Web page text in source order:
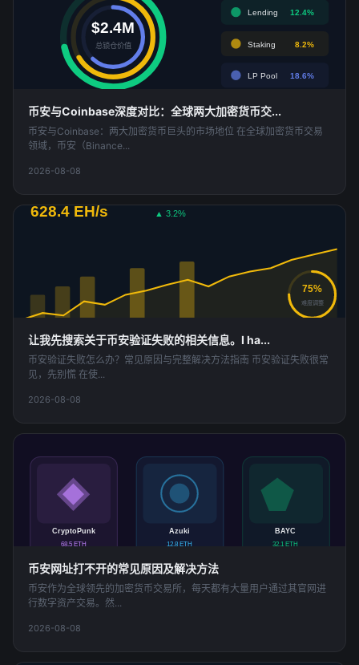
$2.4M
总锁仓价值
Lending 12.4%
Staking 8.2%
LP Pool 18.6%
币安与Coinbase深度对比：全球两大加密货币交...
币安与Coinbase：两大加密货币巨头的市场地位 在全球加密货币交易
领域，币安（Binance...
2026-08-08
628.4 EH/s ▲ 3.2%
75%
难度调整
让我先搜索关于币安验证失败的相关信息。I ha...
币安验证失败怎么办？常见原因与完整解决方法指南 币安验证失败很常
见，先别慌 在使...
2026-08-08
CryptoPunk
68.5 ETH
Azuki
12.8 ETH
BAYC
32.1 ETH
币安网址打不开的常见原因及解决方法
币安作为全球领先的加密货币交易所，每天都有大量用户通过其官网进
行数字资产交易。然...
2026-08-08